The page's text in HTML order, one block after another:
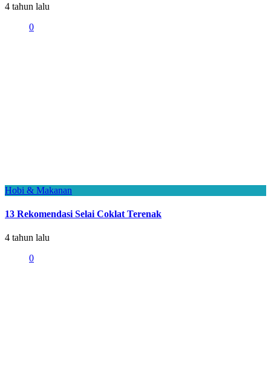
4 tahun lalu
0
Hobi & Makanan
13 Rekomendasi Selai Coklat Terenak
4 tahun lalu
0